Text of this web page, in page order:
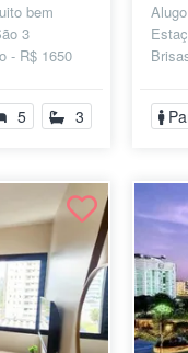
bem
3
- R$ 1650
5 3
...